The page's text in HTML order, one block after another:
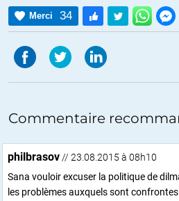
Merci 34
Commentaire
philbrasov// 23.08.2015 à 08h10
Sana vouloir excuser la politique de
les problèmes auxquels sont